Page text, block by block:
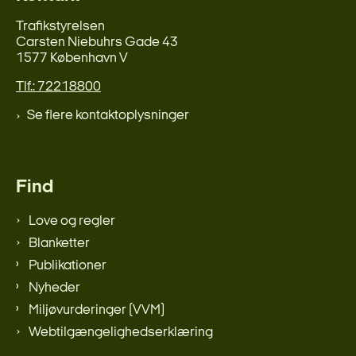
Trafikstyrelsen
Carsten Niebuhrs Gade 43
1577 København V
Tlf.: 72218800
Se flere kontaktoplysninger
Find
Love og regler
Blanketter
Publikationer
Nyheder
Miljøvurderinger (VVM)
Webtilgængelighedserklæring